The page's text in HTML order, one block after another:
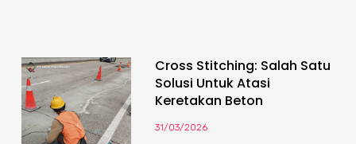
Cross Stitching: Salah Satu
Solusi Untuk Atasi
Keretakan Beton
31/03/2026